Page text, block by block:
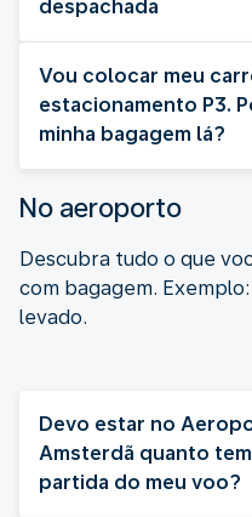
despachada
Vou colocar meu
estacionamento P3.
minha bagagem lá?
No aeroporto
Descubra tudo o que
com bagagem.
levado.
Devo estar no
Amsterdã quanto
partida do meu voo?